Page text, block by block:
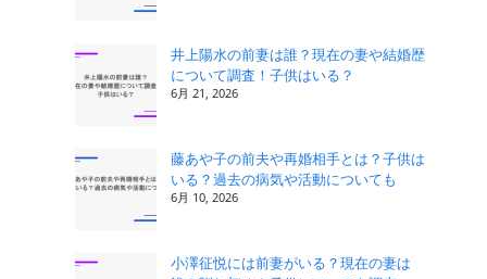
井上陽水の前妻は誰？現在の妻や結婚歴
について調査！子供はいる？
6月 21, 2026
藤あや子の前夫や再婚相手とは？子供は
いる？過去の病気や活動についても
6月 10, 2026
小澤征悦には前妻がいる？現在の妻は